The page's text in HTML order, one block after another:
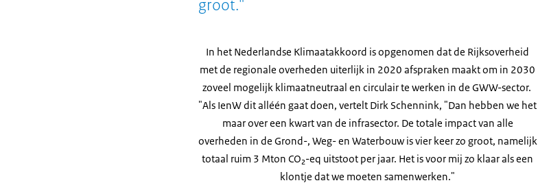
groot."
In het Nederlandse Klimaatakkoord is opgenomen dat de Rijksoverheid
met de regionale overheden uiterlijk in 2020 afspraken maakt om in 2030
zoveel mogelijk klimaatneutraal en circulair te werken in de GWW-sector.
"Als IenW dit alléén gaat doen, vertelt Dirk Schennink, "Dan hebben we het
maar over een kwart van de infrasector. De totale impact van alle
overheden in de Grond-, Weg- en Waterbouw is vier keer zo groot, namelijk
totaal ruim 3 Mton CO₂-eq uitstoot per jaar. Het is voor mij zo klaar als een
klontje dat we moeten samenwerken."